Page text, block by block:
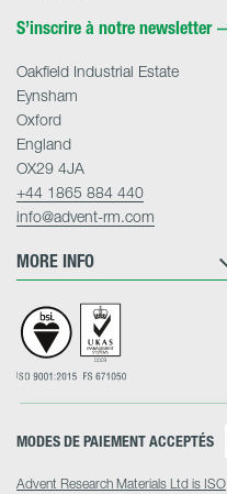
S’inscrire à notre newsletter
MORE INFO
Oakfield Industrial Estate
Eynsham
Oxford
England
OX29 4JA
+44 1865 884 440
info@advent-rm.com
Advent Research Materials Ltd is ISO
MODES DE PAIEMENT ACCEPTÉS